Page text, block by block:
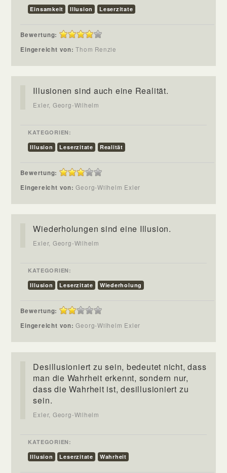
Einsamkeit
Illusion Leserzitate
Bewertung:
Eingereicht von:Thom Renzie
Illusionen sind auch eine Realität.
Exler, Georg-Wilhelm
KATEGORIEN:
Illusion
Leserzitate Realität
Bewertung:
Eingereicht von:Georg-Wilhelm Exler
Wiederholungen sind eine Illusion.
Exler, Georg-Wilhelm
KATEGORIEN:
Illusion
Leserzitate Wiederholung
Bewertung:
Eingereicht von:Georg-Wilhelm Exler
Desillusioniert zu sein, bedeutet nicht, dass
man die Wahrheit erkennt, sondern nur,
dass die Wahrheit ist, desillusioniert zu
sein.
Exler, Georg-Wilhelm
KATEGORIEN:
Illusion
Leserzitate Wahrheit